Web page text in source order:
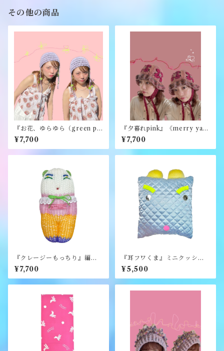
その他の商品
『お花、ゆらゆら（green pu
rple）』《merry yarn》
¥7,700
『夕暮れpink』《merry yar
n》
¥7,700
『クレージーもっちり』編み
ぐるみ《むくり》
¥7,700
『耳フワくま』ミニクッショ
ン《むくり》
¥5,500